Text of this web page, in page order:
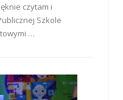
czytam i
Szkole
…